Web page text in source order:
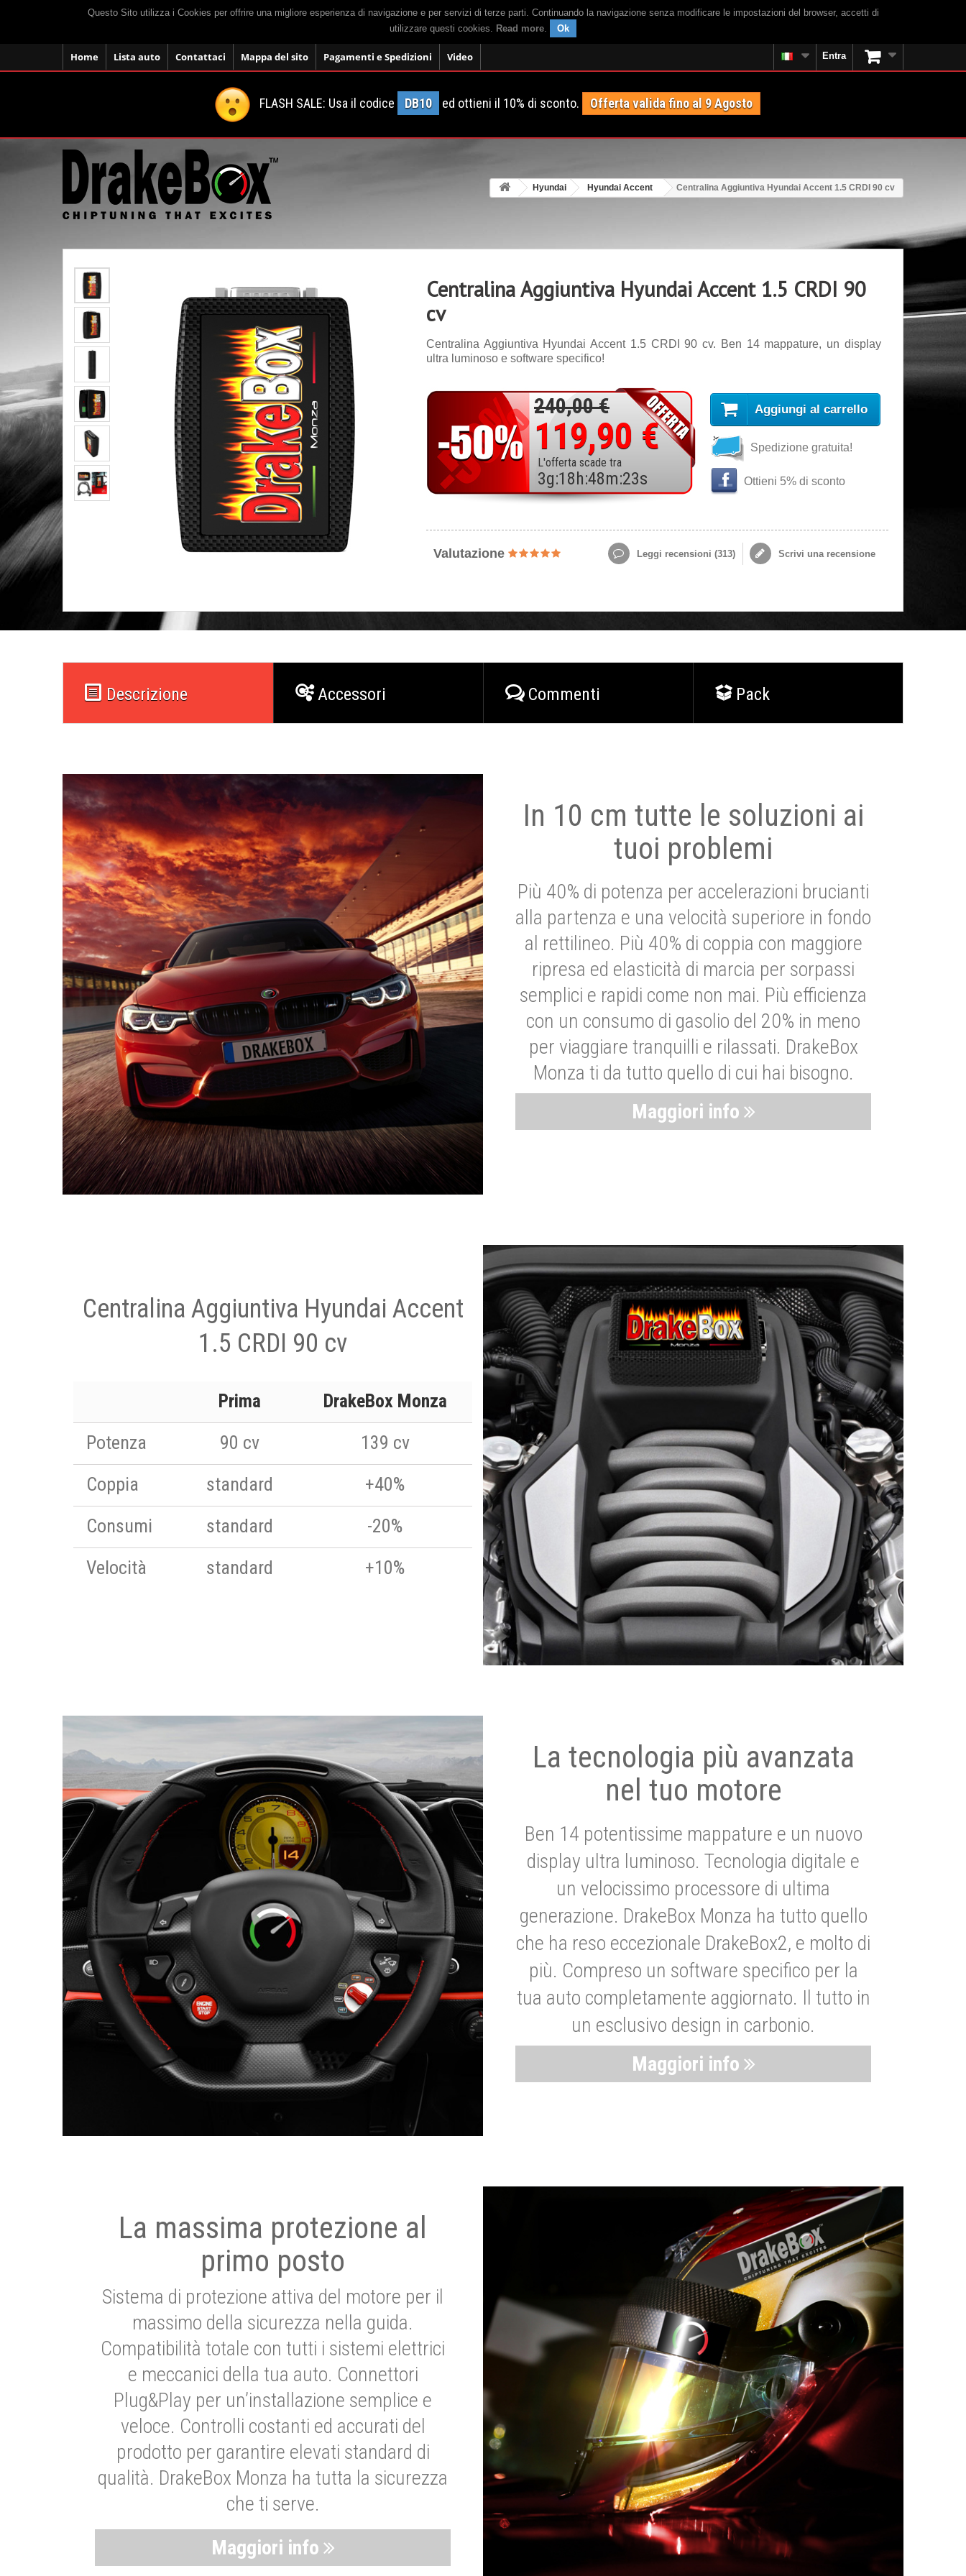
Questo Sito utilizza i Cookies per offrire una migliore esperienza di navigazione e per servizi di terze parti. Continuando la navigazione senza modificare le impostazioni del browser, accetti di
utilizzare questi cookies. Read more. Ok
Home Lista auto Contattaci Mappa del sito Pagamenti e Spedizioni Video Entra
FLASH SALE: Usa il codice DB10 ed ottieni il 10% di sconto. Offerta valida fino al 9 Agosto
Hyundai Hyundai Accent Centralina Aggiuntiva Hyundai Accent 1.5 CRDI 90 cv
Centralina Aggiuntiva Hyundai Accent 1.5 CRDI 90
cv
Centralina Aggiuntiva Hyundai Accent 1.5 CRDI 90 cv. Ben 14 mappature, un display
ultra luminoso e software specifico!
240,00 €
119,90 €
L'offerta scade tra
3g:18 h:48m:21s
Aggiungi al carrello
Spedizione gratuita!
Ottieni 5% di sconto
Valutazione Leggi recensioni (313) Scrivi una recensione
Descrizione Accessori Commenti Pack
In 10 cm tutte le soluzioni ai
tuoi problemi
Più 40% di potenza per accelerazioni brucianti
alla partenza e una velocità superiore in fondo
al rettilineo. Più 40% di coppia con maggiore
ripresa ed elasticità di marcia per sorpassi
semplici e rapidi come non mai. Più efficienza
con un consumo di gasolio del 20% in meno
per viaggiare tranquilli e rilassati. DrakeBox
Monza ti da tutto quello di cui hai bisogno.
Maggiori info
Centralina Aggiuntiva Hyundai Accent
1.5 CRDI 90 cv
Prima
DrakeBox Monza
Potenza
90 cv
139 cv
Coppia
standard
+40%
Consumi
standard
-20%
Velocità
standard +10%
La tecnologia più avanzata
nel tuo motore
Ben 14 potentissime mappature e un nuovo
display ultra luminoso. Tecnologia digitale e
un velocissimo processore di ultima
generazione. DrakeBox Monza ha tutto quello
che ha reso eccezionale DrakeBox2, e molto di
più. Compreso un software specifico per la
tua auto completamente aggiornato. Il tutto in
un esclusivo design in carbonio.
Maggiori info
La massima protezione al
primo posto
Sistema di protezione attiva del motore per il
massimo della sicurezza nella guida.
Compatibilità totale con tutti i sistemi elettrici
e meccanici della tua auto. Connettori
Plug&Play per un’installazione semplice e
veloce. Controlli costanti ed accurati del
prodotto per garantire elevati standard di
qualità. DrakeBox Monza ha tutta la sicurezza
che ti serve.
Maggiori info